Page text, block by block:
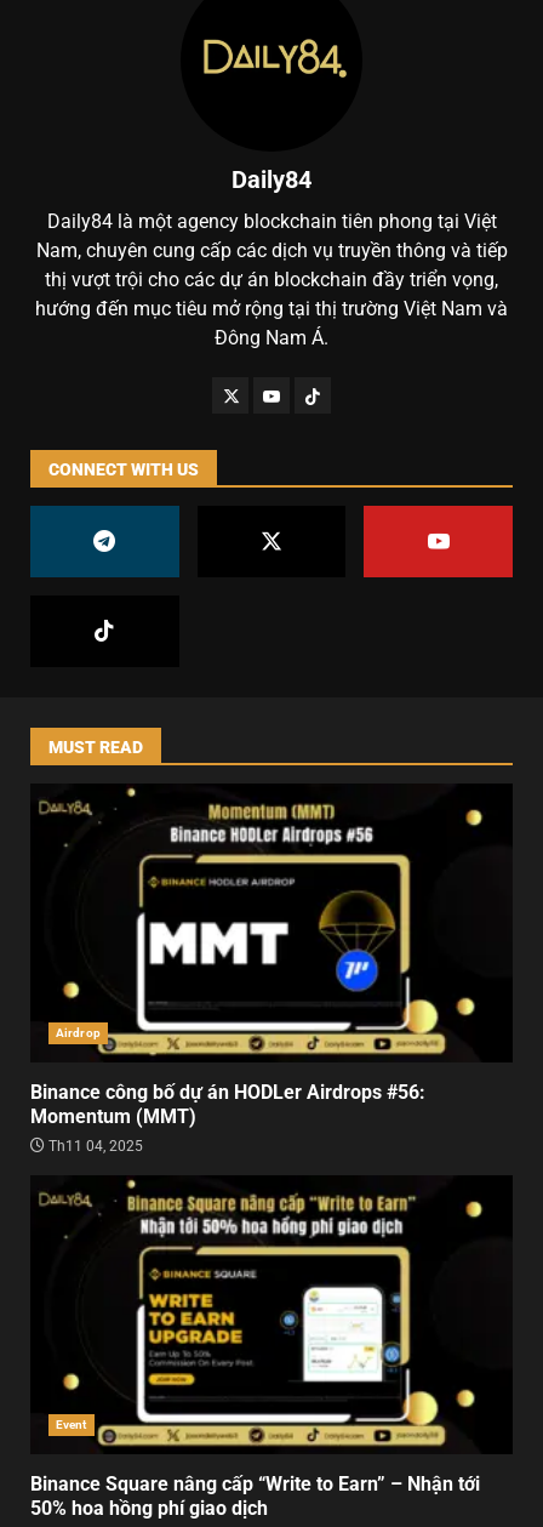
Daily84
Daily84 là một agency blockchain tiên phong tại Việt
Nam, chuyên cung cấp các dịch vụ truyền thông và tiếp
thị vượt trội cho các dự án blockchain đầy triển vọng,
hướng đến mục tiêu mở rộng tại thị trường Việt Nam và
Đông Nam Á.
CONNECT WITH US
MUST READ
Airdrop
Binance công bố dự án HODLer Airdrops #56:
Momentum (MMT)
Th11 04, 2025
Event
Binance Square nâng cấp “Write to Earn” – Nhận tới
50% hoa hồng phí giao dịch